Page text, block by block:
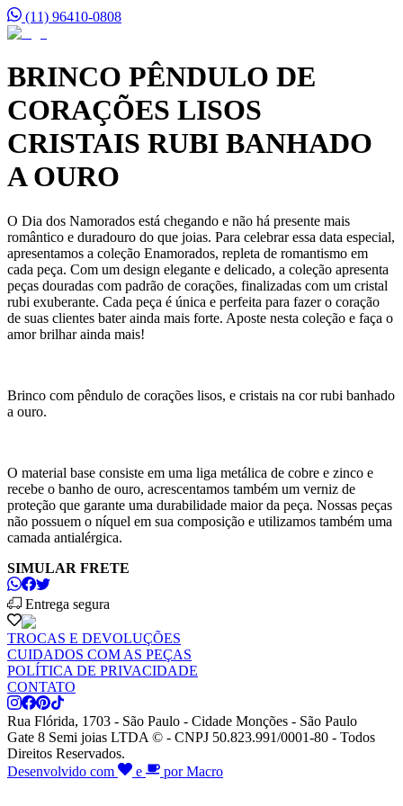
(11) 96410-0808
BRINCO PÊNDULO DE
CORAÇÕES LISOS
CRISTAIS RUBI BANHADO
A OURO
O Dia dos Namorados está chegando e não há presente mais
romântico e duradouro do que joias. Para celebrar essa data especial,
apresentamos a coleção Enamorados, repleta de romantismo em
cada peça. Com um design elegante e delicado, a coleção apresenta
peças douradas com padrão de corações, finalizadas com um cristal
rubi exuberante. Cada peça é única e perfeita para fazer o coração
de suas clientes bater ainda mais forte. Aposte nesta coleção e faça o
amor brilhar ainda mais!
Brinco com pêndulo de corações lisos, e cristais na cor rubi banhado
a ouro.
O material base consiste em uma liga metálica de cobre e zinco e
recebe o banho de ouro, acrescentamos também um verniz de
proteção que garante uma durabilidade maior da peça. Nossas peças
não possuem o níquel em sua composição e utilizamos também uma
camada antialérgica.
SIMULAR FRETE
Entrega segura
TROCAS E DEVOLUÇÕES
CUIDADOS COM AS PEÇAS
POLÍTICA DE PRIVACIDADE
CONTATO
Rua Flórida, 1703 - São Paulo - Cidade Monções - São Paulo
Gate 8 Semi joias LTDA © - CNPJ 50.823.991/0001-80 - Todos
Direitos Reservados.
Desenvolvido com
e por Macro